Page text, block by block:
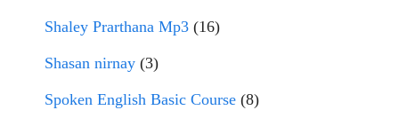
Shaley Prarthana Mp3 (16)
Shasan nirnay (3)
Spoken English Basic Course (8)